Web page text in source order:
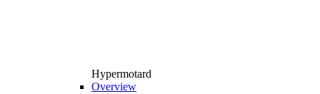
Hypermotard
Overview